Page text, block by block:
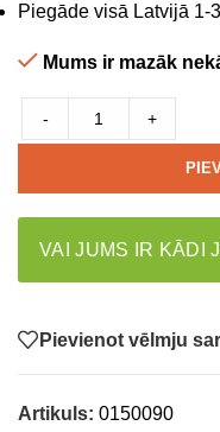
Piegāde visā Latvijā 1-
Mums ir mazāk
- +
VAI JUMS IR KĀDI
Pievienot vēlmju
Artikuls: 0150090